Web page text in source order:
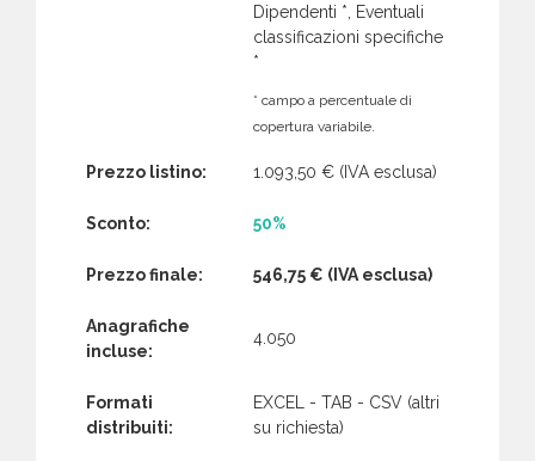
Dipendenti *, Eventuali
classificazioni specifiche
*
* campo a percentuale di
copertura variabile.
Prezzo listino: 1.093,50 € (IVA esclusa)
Sconto: 50%
Prezzo finale: 546,75 € (IVA esclusa)
Anagrafiche
incluse:
4.050
Formati
distribuiti:
EXCEL - TAB - CSV (altri
su richiesta)